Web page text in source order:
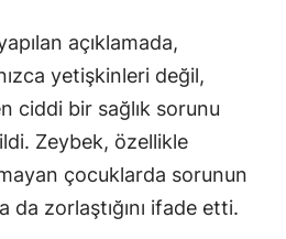
açıklamada,
yetişkinleri değil,
ciddi bir sağlık sorunu
Zeybek, özellikle
çocuklarda sorunun
zorlaştığını ifade etti.